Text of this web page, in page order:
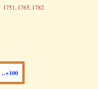
1751, 1765, 1782
..+100